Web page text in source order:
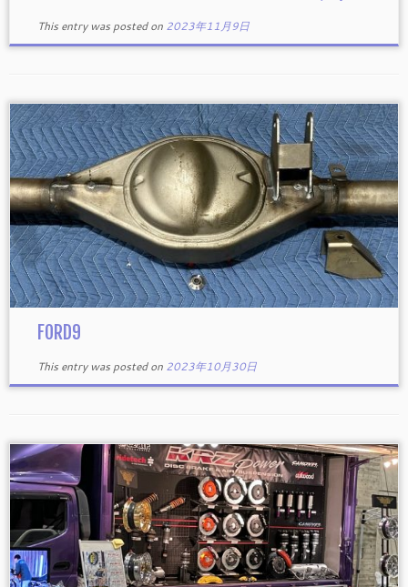
This entry was posted on 2023年11月9日
FORD9
This entry was posted on 2023年10月30日